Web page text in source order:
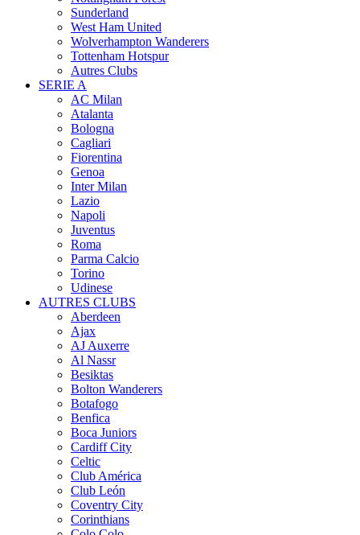
Sunderland
West Ham United
Wolverhampton Wanderers
Tottenham Hotspur
Autres Clubs
SERIE A
AC Milan
Atalanta
Bologna
Cagliari
Fiorentina
Genoa
Inter Milan
Lazio
Napoli
Juventus
Roma
Parma Calcio
Torino
Udinese
AUTRES CLUBS
Aberdeen
Ajax
AJ Auxerre
Al Nassr
Besiktas
Bolton Wanderers
Botafogo
Benfica
Boca Juniors
Cardiff City
Celtic
Club América
Club León
Coventry City
Corinthians